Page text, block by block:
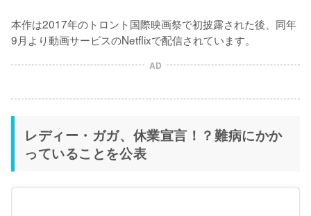
本作は2017年のトロント国際映画祭で初披露された後、同年
AD
レディー・ガガ、休業宣言！？難病にかか
っていることを公表